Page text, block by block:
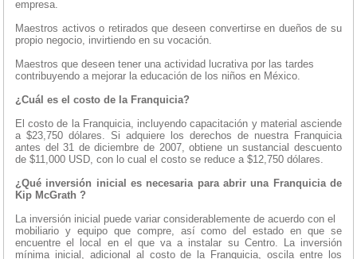
empresa.
Maestros activos o retirados que deseen convertirse en dueños de su
propio negocio, invirtiendo en su vocación.
Maestros que deseen tener una actividad lucrativa por las tardes
contribuyendo a mejorar la educación de los niños en México.
¿Cuál es el costo de la Franquicia?
El costo de la Franquicia, incluyendo capacitación y material asciende
a $23,750 dólares. Si adquiere los derechos de nuestra Franquicia
antes del 31 de diciembre de 2007, obtiene un sustancial descuento
de $11,000 USD, con lo cual el costo se reduce a $12,750 dólares.
¿Qué inversión inicial es necesaria para abrir una Franquicia de
Kip McGrath ?
La inversión inicial puede variar considerablemente de acuerdo con el
mobiliario y equipo que compre, así como del estado en que se
encuentre el local en el que va a instalar su Centro. La inversión
mínima inicial, adicional al costo de la Franquicia, oscila entre los